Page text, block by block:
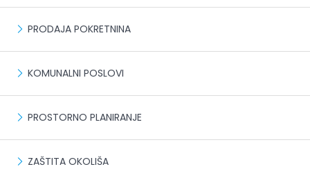
PRODAJA POKRETNINA
KOMUNALNI POSLOVI
PROSTORNO PLANIRANJE
ZAŠTITA OKOLIŠA